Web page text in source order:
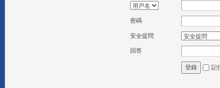
密碼
安全提問
回答
登錄 記